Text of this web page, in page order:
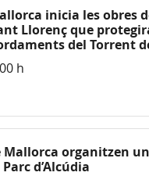
inicia les obres
Llorenç que
del Torrent
h
Mallorca organitzen
d’Alcúdia